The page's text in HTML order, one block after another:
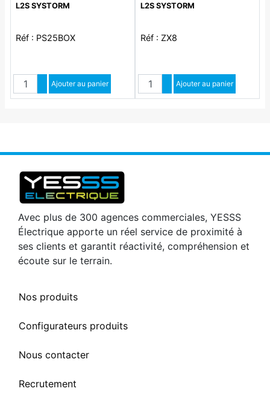
L2S SYSTORM
Réf : PS25BOX
QuantitéAugmenter quantité
Diminuer quantité
Ajouter au panier
L2S SYSTORM
Réf : ZX8
QuantitéAugmenter quantité
Diminuer quantité
Ajouter au panier
Avec plus de 300 agences commerciales, YESSS
Électrique apporte un réel service de proximité à
ses clients et garantit réactivité, compréhension et
écoute sur le terrain.
Nos produits
Configurateurs produits
Nous contacter
Recrutement